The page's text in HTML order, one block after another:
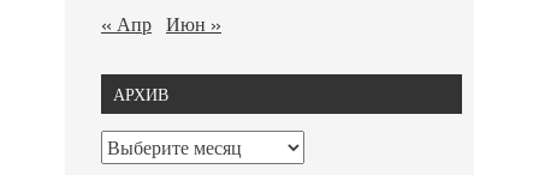
« Апр Июн »
АРХИВ